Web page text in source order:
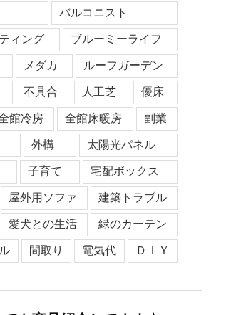
バルコニスト
ィング
ブルーミーライフ
メダカ
ルーフガーデン
不具合 人工芝
優床
館冷房 全館床暖房
副業
外構
太陽光パネル
子育て
宅配ボックス
屋外用ソファ
建築トラブル
愛犬との生活
緑のカーテン
間取り 電気代 ＤＩＹ